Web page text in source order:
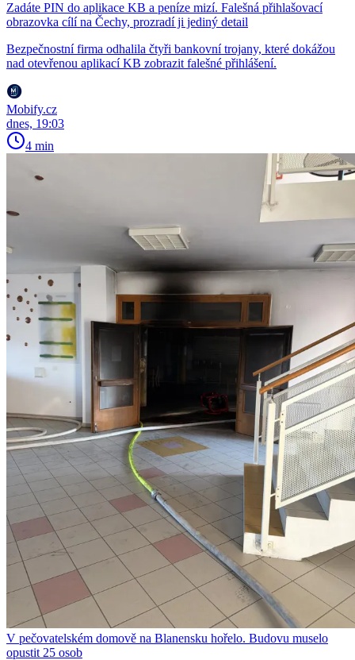
Zadáte PIN do aplikace KB a peníze mizí. Falešná přihlašovací
obrazovka cílí na Čechy, prozradí ji jediný detail
Bezpečnostní firma odhalila čtyři bankovní trojany, které dokážou
nad otevřenou aplikací KB zobrazit falešné přihlášení.
Mobify.cz
dnes, 19:03
4 min
V pečovatelském domově na Blanensku hořelo. Budovu muselo
opustit 25 osob